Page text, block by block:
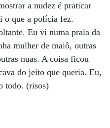
a nudez é praticar
o que a polícia fez.
Eu vi numa praia da
mulher de maiô, outras
nuas. A coisa ficou
do jeito que queria. Eu,
todo. (risos)